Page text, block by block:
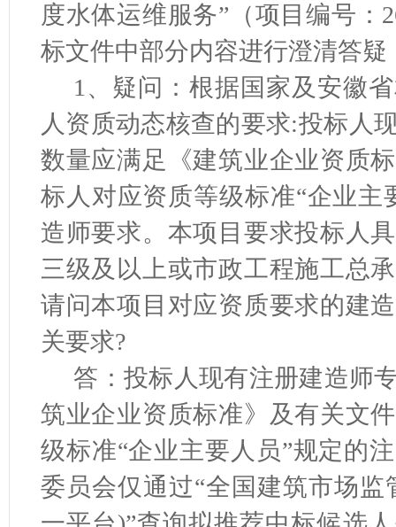
度水体运维服务”（项目编号：
标文件中部分内容进行澄清答疑
1、疑问：根据国家及安徽
人资质动态核查的要求:投标人
数量应满足《建筑业企业资质
标人对应资质等级标准“企业主
造师要求。本项目要求投标人
三级及以上或市政工程施工总
请问本项目对应资质要求的建
关要求?
答：投标人现有注册建造师
筑业企业资质标准》及有关文
级标准“企业主要人员”规定的
委员会仅通过“全国建筑市场